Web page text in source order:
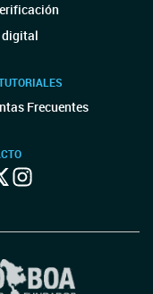
digital
Frecuentes